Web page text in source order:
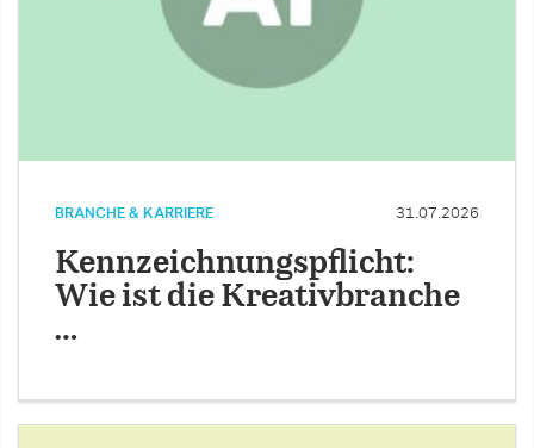
BRANCHE & KARRIERE 31.07.2026
Kennzeichnungspflicht:
Wie ist die Kreativbranche
…